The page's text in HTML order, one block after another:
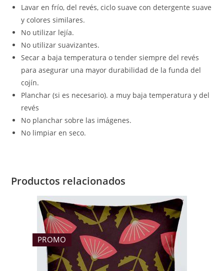
Lavar en frío, del revés, ciclo suave con detergente suave
y colores similares.
No utilizar lejía.
No utilizar suavizantes.
Secar a baja temperatura o tender siempre del revés
para asegurar una mayor durabilidad de la funda del
cojín.
Planchar (si es necesario). a muy baja temperatura y del
revés
No planchar sobre las imágenes.
No limpiar en seco.
Productos relacionados
PROMO